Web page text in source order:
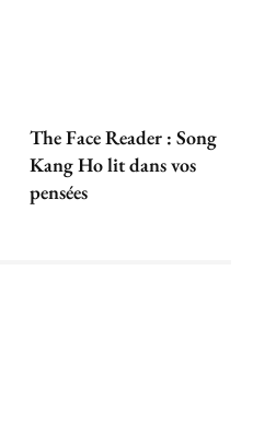
The Face Reader : Song
Kang Ho lit dans vos
pensées